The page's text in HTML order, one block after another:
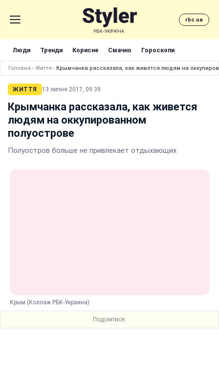
rbc.ua
Люди Тренди Корисне Смачно Гороскопи
Головна › Життя › Крымчанка рассказала, как живется людям на
ЖИТТЯ 13 липня 2017, 09:39
Крымчанка рассказала, как живется
людям на оккупированном
полуострове
Полуостров больше не привлекает отдыхающих
Крым (Коллаж РБК-Украина)
Поділитися: